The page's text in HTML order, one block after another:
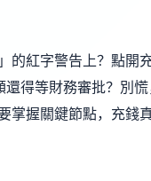
的紅字警告上？點開
得等財務審批？別慌
掌握關鍵節點，充